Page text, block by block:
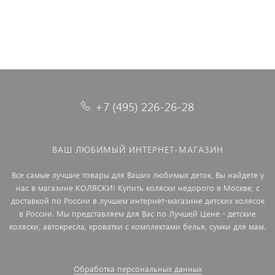
+7 (495) 226-26-28
ВАШ ЛЮБИМЫЙ ИНТЕРНЕТ-МАГАЗИН
Все самые лучшие товары для Ваших любимых деток, Вы найдете у
нас в магазине КОЛЯСКИ! Купить коляски недорого в Москве, с
доставкой по России в лучшем интернет-магазине детских колясок
в России. Мы представляем для Вас по Лучшей Цене - детские
коляски, автокресла, кроватки с комплектами белья, сумки для мам.
Обработка персональных данных